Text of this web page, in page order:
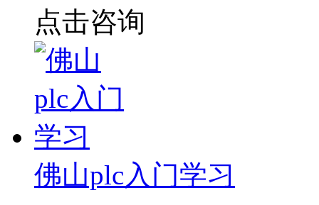
点击咨询
佛山plc入门学习